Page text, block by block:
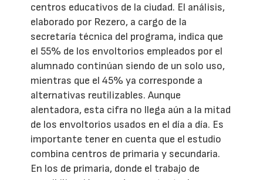
centros educativos de la ciudad. El análisis,
elaborado por Rezero, a cargo de la
secretaría técnica del programa, indica que
el 55% de los envoltorios empleados por el
alumnado continúan siendo de un solo uso,
mientras que el 45% ya corresponde a
alternativas reutilizables. Aunque
alentadora, esta cifra no llega aún a la mitad
de los envoltorios usados en el día a día. Es
importante tener en cuenta que el estudio
combina centros de primaria y secundaria.
En los de primaria, donde el trabajo de